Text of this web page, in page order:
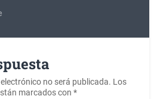
no será publicada. Los
marcados con *